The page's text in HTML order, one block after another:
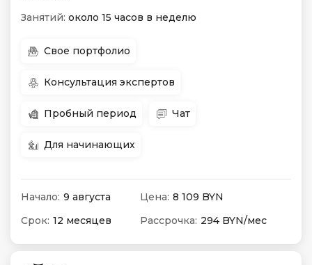
Занятий: около 15 часов в неделю
Свое портфолио
Консультация экспертов
Пробный период Чат
Для начинающих
Начало: 9 августа Цена: 8 109 BYN
Срок: 12 месяцев Рассрочка: 294 BYN/мес